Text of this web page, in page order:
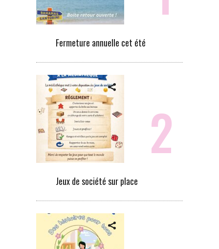
Fermeture annuelle cet été
Jeux de société sur place